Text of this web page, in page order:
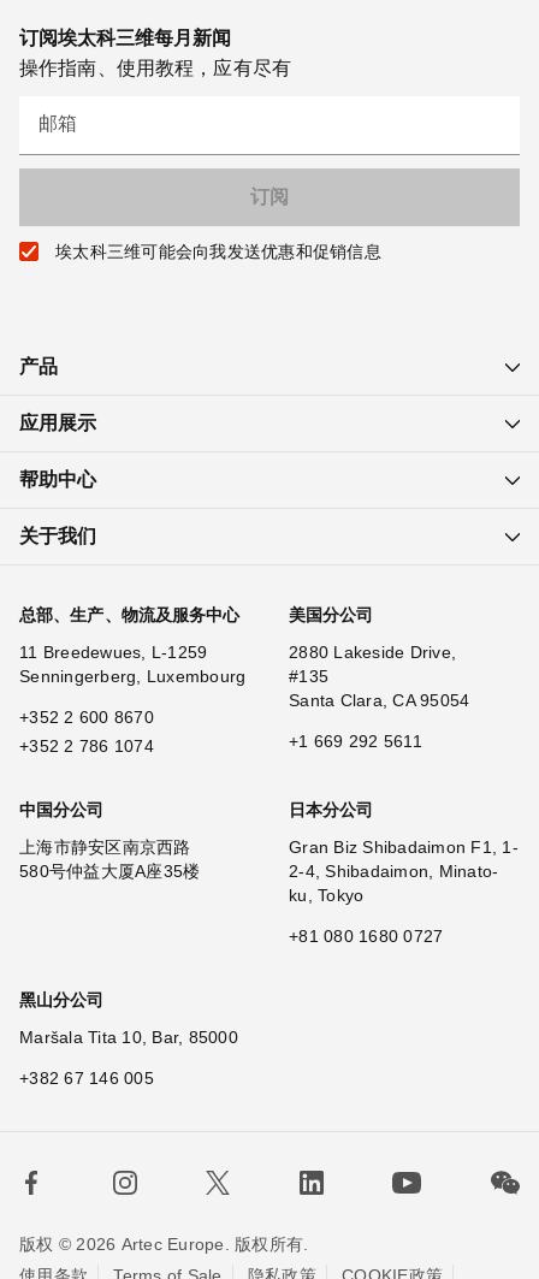
订阅埃太科三维每月新闻
操作指南、使用教程，应有尽有
邮箱
埃太科三维可能会向我发送优惠和促销信息
产品
应用展示
帮助中心
关于我们
总部、生产、物流及服务中心
11 Breedewues, L-1259
Senningerberg, Luxembourg
+352 2 600 8670
+352 2 786 1074
美国分公司
2880 Lakeside Drive,
#135
Santa Clara, CA 95054
+1 669 292 5611
中国分公司
上海市静安区南京西路
580号仲益大厦A座35楼
日本分公司
Gran Biz Shibadaimon F1, 1-
2-4, Shibadaimon, Minato-
ku, Tokyo
+81 080 1680 0727
黑山分公司
Maršala Tita 10, Bar, 85000
+382 67 146 005
版权 © 2026 Artec Europe. 版权所有.